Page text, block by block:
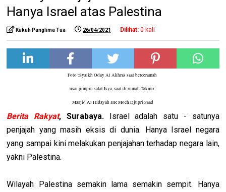
Hanya Israel atas Palestina
Kukuh Panglima Tua 26/04/2021 Dilihat: 0 kali
Foto :Syaikh Oday Al Akhras saat berceramah
usai pimpin salat Isya, saat di rumah Takmir
Masjid Al Hidayah HR Moch Djupri Saad
Berita Rakyat, Surabaya.
Israel adalah satu - satunya
penjajah yang masih eksis di dunia. Hanya Israel negara
yang sampai kini melakukan penjajahan terhadap negara lain,
yakni Palestina.
Wilayah Palestina semakin lama semakin sempit. Hanya